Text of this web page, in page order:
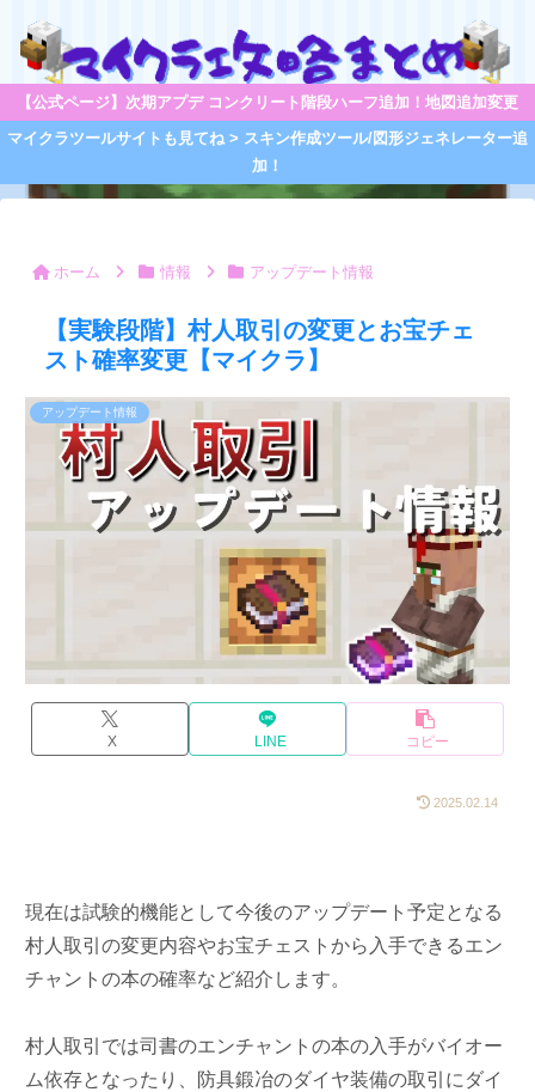
【公式ページ】次期アプデ コンクリート階段ハーフ追加！地図追加変更
マイクラツールサイトも見てね > スキン作成ツール/図形ジェネレーター追
加！
ホーム 情報 アップデート情報
【実験段階】村人取引の変更とお宝チェ
スト確率変更【マイクラ】
アップデート情報
X LINE コピー
2025.02.14
現在は試験的機能として今後のアップデート予定となる
村人取引の変更内容やお宝チェストから入手できるエン
チャントの本の確率など紹介します。
村人取引では司書のエンチャントの本の入手がバイオー
ム依存となったり、防具鍛冶のダイヤ装備の取引にダイ